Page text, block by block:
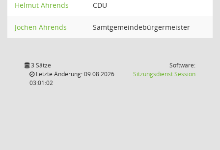
Helmut Ahrends CDU
Jochen Ahrends Samtgemeindebürgermeister
3 Sätze
Letzte Änderung: 09.08.2026
03:01:02
Software:
SitzungsdienstSession(Wird in